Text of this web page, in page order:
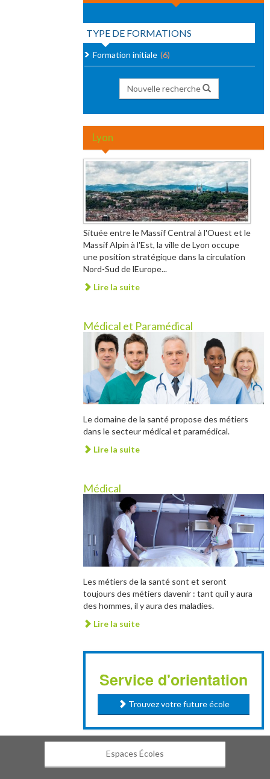
TYPE DE FORMATIONS
Formation initiale (6)
Nouvelle recherche
Lyon
Située entre le Massif Central à l'Ouest et le
Massif Alpin à l'Est, la ville de Lyon occupe
une position stratégique dans la circulation
Nord-Sud de lEurope...
Lire la suite
Médical et Paramédical
Le domaine de la santé propose des métiers
dans le secteur médical et paramédical.
Lire la suite
Médical
Les métiers de la santé sont et seront
toujours des métiers davenir : tant quil y aura
des hommes, il y aura des maladies.
Lire la suite
Service d'orientation
Trouvez votre future école
Espaces Écoles